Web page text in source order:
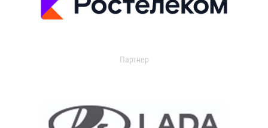
Партнер